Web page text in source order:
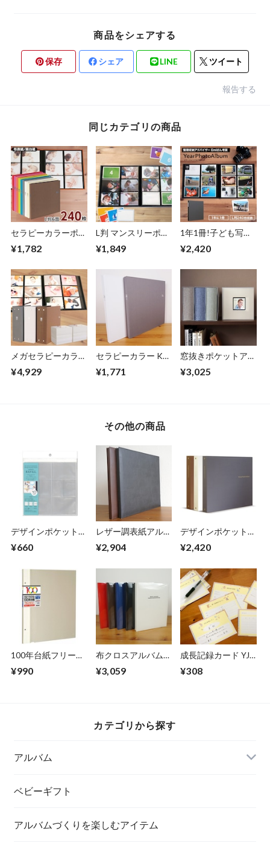
商品をシェアする
保存 シェア LINE ツイート
報告する
同じカテゴリの商品
セラピーカラーポケ
真 見開き12枚タイ
¥1,782
L判 マンスリーポケ
168枚収納 布表紙 3
MPA6L-BL ブルー
【07739】
¥1,849
1年1冊!子ども写真
ム OUR HOME
PH6L-WG
【37597】
¥2,420
メガセラピーカラー
納 6面ポケットアル
¥4,929
セラピーカラー KG
バム 2列×3段 KG判
¥1,771
窓抜きポケットアル
布クロス 200枚収納
¥3,025
その他の商品
デザインポケットア
ルバム （バインダ
ータイプ） 専用リ
トミックスセット
DPA-REF-LMIX
【07406】
¥660
レザー調表紙アルバ
ム/黒台紙10枚(20ペ
ージ) IT-LLC
¥2,904
デザインポケットア
ルバム （バインダ
ータイプ） 専用バ
¥2,420
100年台紙フリー替
5 (5枚組)
¥990
布クロスアルバム
ビネ】 フエルアル
¥3,059
成長記録カード YJ-
¥308
カテゴリから探す
アルバム
ベビーギフト
アルバムづくりを楽しむアイテム